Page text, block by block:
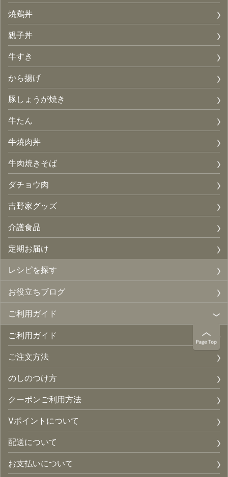
焼鶏丼
親子丼
牛すき
から揚げ
豚しょうが焼き
牛たん
牛焼肉丼
牛肉焼きそば
ダチョウ肉
吉野家グッズ
介護食品
定期お届け
レシピを探す
お役立ちブログ
ご利用ガイド
ご利用ガイド
ご注文方法
のしのつけ方
クーポンご利用方法
Vポイントについて
配送について
お支払いについて